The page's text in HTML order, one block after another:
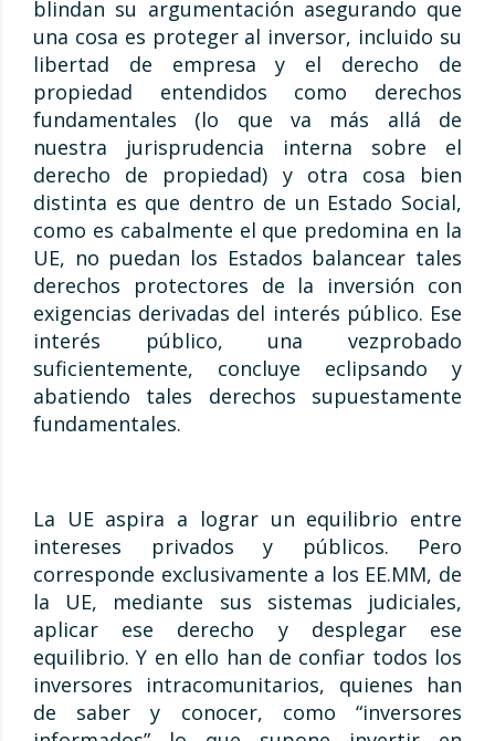
blindan su argumentación asegurando que
una cosa es proteger al inversor, incluido su
libertad de empresa y el derecho de
propiedad entendidos como derechos
fundamentales (lo que va más allá de
nuestra jurisprudencia interna sobre el
derecho de propiedad) y otra cosa bien
distinta es que dentro de un Estado Social,
como es cabalmente el que predomina en la
UE, no puedan los Estados balancear tales
derechos protectores de la inversión con
exigencias derivadas del interés público. Ese
interés público, una vezprobado
suficientemente, concluye eclipsando y
abatiendo tales derechos supuestamente
fundamentales.
La UE aspira a lograr un equilibrio entre
intereses privados y públicos. Pero
corresponde exclusivamente a los EE.MM, de
la UE, mediante sus sistemas judiciales,
aplicar ese derecho y desplegar ese
equilibrio. Y en ello han de confiar todos los
inversores intracomunitarios, quienes han
de saber y conocer, como “inversores